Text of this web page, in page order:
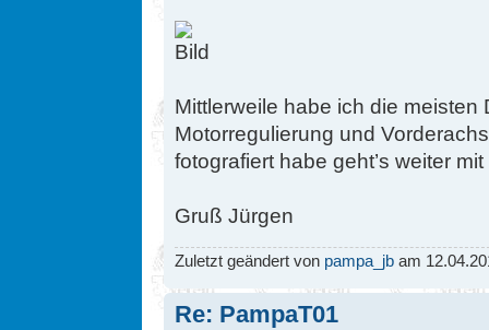
Mittlerweile habe ich die meisten
Motorregulierung und
fotografiert habe geht’s weiter
Gruß Jürgen
Zuletzt geändert von pampa_jb am
Re: PampaT01